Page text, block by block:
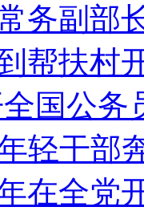
务副部
帮扶村
国公务
轻干部
在全党